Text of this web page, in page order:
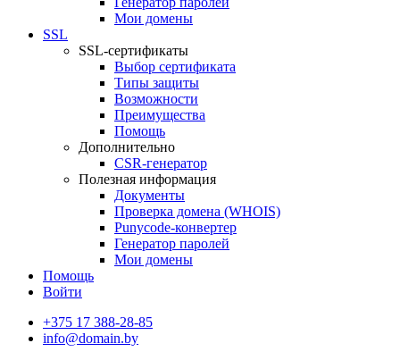
Мои домены
SSL
SSL-сертификаты
Выбор сертификата
Типы защиты
Возможности
Преимущества
Помощь
Дополнительно
CSR-генератор
Полезная информация
Документы
Проверка домена (WHOIS)
Punycode-конвертер
Генератор паролей
Мои домены
Помощь
Войти
+375 17 388-28-85
info@domain.by